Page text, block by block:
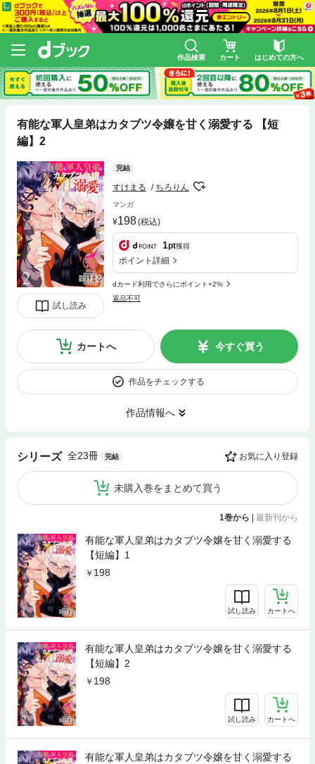
作品検索 カート はじめての方へ
有能な軍人皇弟はカタブツ令嬢を甘く溺愛する 【短
編】2
試し読み
完結
すけまる ちろりん
マンガ
198(税込)
1pt獲得
ポイント詳細
dカード利用でさらにポイント+2%
返品不可
カートへ 今すぐ買う
作品をチェックする
作品情報へ
シリーズ 全23冊 完結 お気に入り登録
未購入巻をまとめて買う
1巻から | 最新刊から
有能な軍人皇弟はカタブツ令嬢を甘く溺愛する
【短編】1
198
試し読み カートへ
有能な軍人皇弟はカタブツ令嬢を甘く溺愛する
【短編】2
198
試し読み カートへ
有能な軍人皇弟はカタブツ令嬢を甘く溺愛する